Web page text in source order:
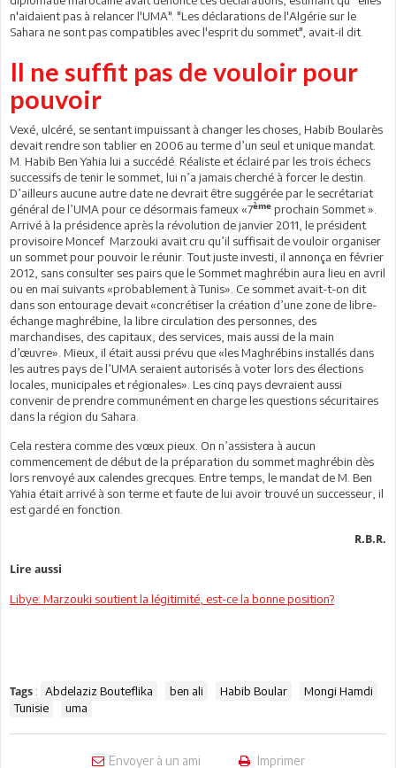
n'aidaient pas à relancer l'UMA". "Les déclarations de l'Algérie sur le
Sahara ne sont pas compatibles avec l'esprit du sommet", avait-il dit.
Il ne suffit pas de vouloir pour
pouvoir
Vexé, ulcéré, se sentant impuissant à changer les choses, Habib Boularès
devait rendre son tablier en 2006 au terme d’un seul et unique mandat.
M. Habib Ben Yahia lui a succédé. Réaliste et éclairé par les trois échecs
successifs de tenir le sommet, lui n’a jamais cherché à forcer le destin.
D’ailleurs aucune autre date ne devrait être suggérée par le secrétariat
général de l’UMA pour ce désormais fameux «7ème prochain Sommet ».
Arrivé à la présidence après la révolution de janvier 2011, le président
provisoire Moncef Marzouki avait cru qu’il suffisait de vouloir organiser
un sommet pour pouvoir le réunir. Tout juste investi, il annonça en février
2012, sans consulter ses pairs que le Sommet maghrébin aura lieu en avril
ou en mai suivants «probablement à Tunis». Ce sommet avait-t-on dit
dans son entourage devait «concrétiser la création d’une zone de libre-
échange maghrébine, la libre circulation des personnes, des
marchandises, des capitaux, des services, mais aussi de la main
d’œuvre». Mieux, il était aussi prévu que «les Maghrébins installés dans
les autres pays de l’UMA seraient autorisés à voter lors des élections
locales, municipales et régionales». Les cinq pays devraient aussi
convenir de prendre communément en charge les questions sécuritaires
dans la région du Sahara.
Cela restera comme des vœux pieux. On n’assistera à aucun
commencement de début de la préparation du sommet maghrébin dès
lors renvoyé aux calendes grecques. Entre temps, le mandat de M. Ben
Yahia était arrivé à son terme et faute de lui avoir trouvé un successeur, il
est gardé en fonction.
R.B.R.
Lire aussi
Libye: Marzouki soutient la légitimité, est-ce la bonne position?
Tags : Abdelaziz Bouteflika ben ali Habib Boular
Mongi Hamdi
Tunisie
uma
Envoyer à un ami Imprimer